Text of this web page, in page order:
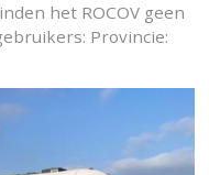
het ROCOV geen
Provincie: